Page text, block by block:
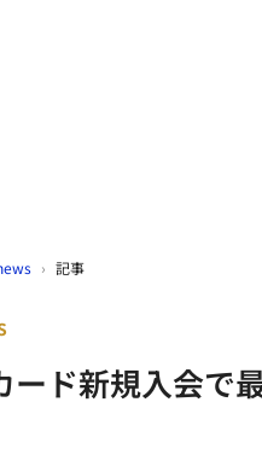
› 記事
ード新規入会で